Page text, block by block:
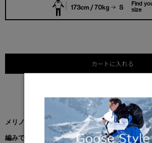
173cm / 70kg S
Find
size
カートに入れる
メリノウールと軽量ダウンの技術を組み合わせ
編みで、型崩れしにくい仕様です。